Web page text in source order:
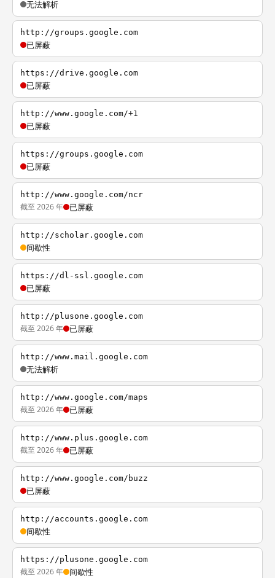
无法解析
http://groups.google.com
已屏蔽
https://drive.google.com
已屏蔽
http://www.google.com/+1
已屏蔽
https://groups.google.com
已屏蔽
http://www.google.com/ncr
截至 2026 年 已屏蔽
http://scholar.google.com
间歇性
https://dl-ssl.google.com
已屏蔽
http://plusone.google.com
截至 2026 年 已屏蔽
http://www.mail.google.com
无法解析
http://www.google.com/maps
截至 2026 年 已屏蔽
http://www.plus.google.com
截至 2026 年 已屏蔽
http://www.google.com/buzz
已屏蔽
http://accounts.google.com
间歇性
https://plusone.google.com
截至 2026 年 间歇性